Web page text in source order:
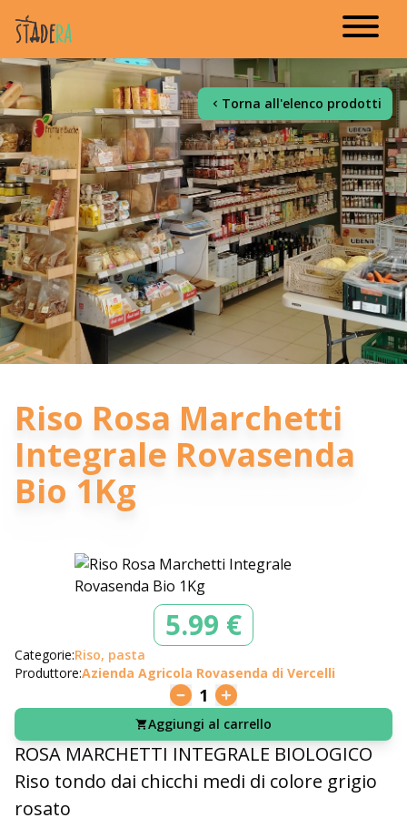
Torna all'elenco prodotti
Riso Rosa Marchetti
Integrale Rovasenda
Bio 1Kg
5.99 €
Categorie:Riso, pasta
Produttore:Azienda Agricola Rovasenda di Vercelli
1
Aggiungi al carrello
ROSA MARCHETTI INTEGRALE BIOLOGICO
Riso tondo dai chicchi medi di colore grigio
rosato